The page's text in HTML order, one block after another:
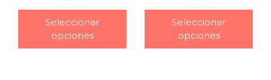
Seleccionar
opciones
Seleccionar
opciones